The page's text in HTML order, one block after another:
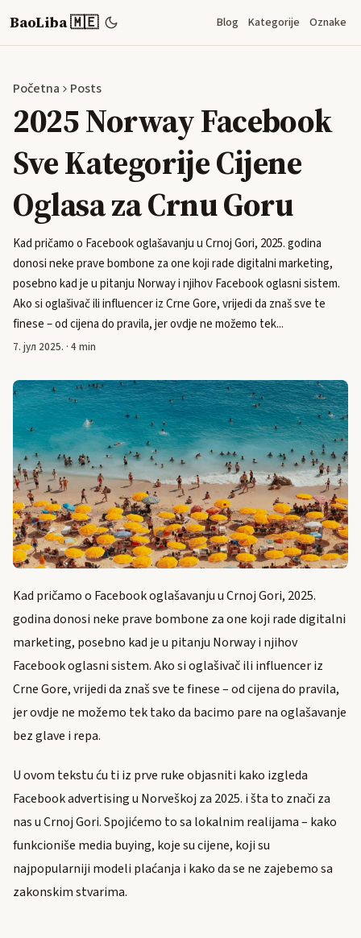
BaoLiba 🇲🇪 Blog Kategorije Oznake
Početna Posts
2025 Norway Facebook
Sve Kategorije Cijene
Oglasa za Crnu Goru
Kad pričamo o Facebook oglašavanju u Crnoj Gori, 2025. godina
donosi neke prave bombone za one koji rade digitalni marketing,
posebno kad je u pitanju Norway i njihov Facebook oglasni sistem.
Ako si oglašivač ili influencer iz Crne Gore, vrijedi da znaš sve te
finese – od cijena do pravila, jer ovdje ne možemo tek...
7. јул 2025. · 4 min
Kad pričamo o Facebook oglašavanju u Crnoj Gori, 2025.
godina donosi neke prave bombone za one koji rade digitalni
marketing, posebno kad je u pitanju Norway i njihov
Facebook oglasni sistem. Ako si oglašivač ili influencer iz
Crne Gore, vrijedi da znaš sve te finese – od cijena do pravila,
jer ovdje ne možemo tek tako da bacimo pare na oglašavanje
bez glave i repa.
U ovom tekstu ću ti iz prve ruke objasniti kako izgleda
Facebook advertising u Norveškoj za 2025. i šta to znači za
nas u Crnoj Gori. Spojićemo to sa lokalnim realijama – kako
funkcioniše media buying, koje su cijene, koji su
najpopularniji modeli plaćanja i kako da se ne zajebemo sa
zakonskim stvarima.